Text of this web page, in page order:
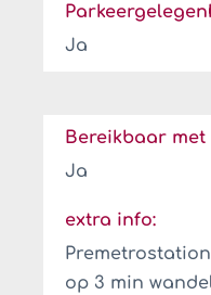
Ja
Bereikbaar
Ja
extra info:
op 3 min